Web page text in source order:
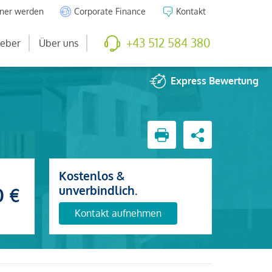
werden Corporate Finance Kontakt
Über uns +43 512 584 380
Express Bewertung
€
Kostenlos &
unverbindlich.
Kontakt aufnehmen